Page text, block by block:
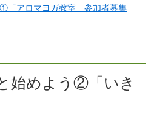
「アロマヨガ教室」参加者募集
始めよう②「いき